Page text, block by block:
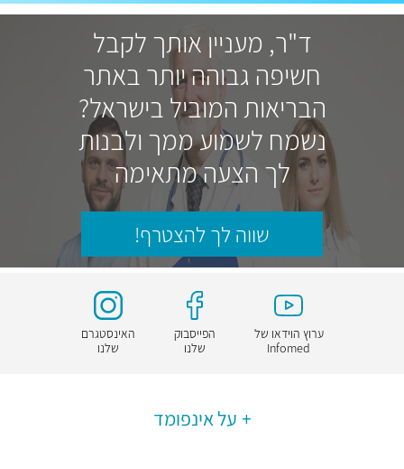
ד"ר, מעניין אותך לקבל
חשיפה גבוהה יותר באתר
הבריאות המוביל בישראל?
נשמח לשמוע ממך ולבנות
לך הצעה מתאימה
שווה לך להצטרף!
ערוץ הוידאו של
Infomed
הפייסבוק
שלנו
האינסטגרם
שלנו
על אינפומד